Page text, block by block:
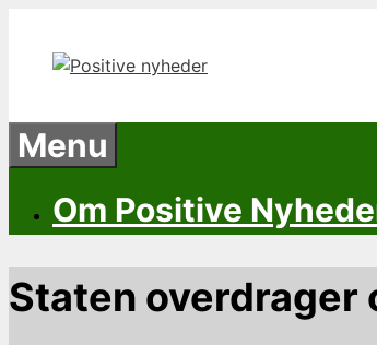
indhold
Menu
Om Positive
Staten